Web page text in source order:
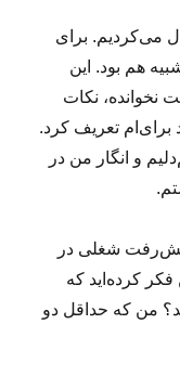
می‌کردیم. برای
هم بود. این
نخوانده، نکات
برای‌ام تعریف کرد.
و انگار من در
شغلی‌ در
فکر کرده‌اید که
من که حداقل دو